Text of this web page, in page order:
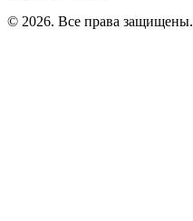
© 2026. Все права защищены.